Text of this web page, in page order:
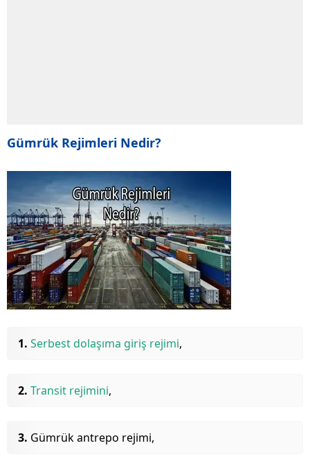
Gümrük Rejimleri Nedir?
Serbest dolaşıma giriş rejimi,
Transit rejimini,
Gümrük antrepo rejimi,